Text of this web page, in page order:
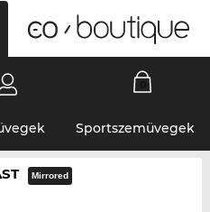
Sportszemüvegek
Mirrored